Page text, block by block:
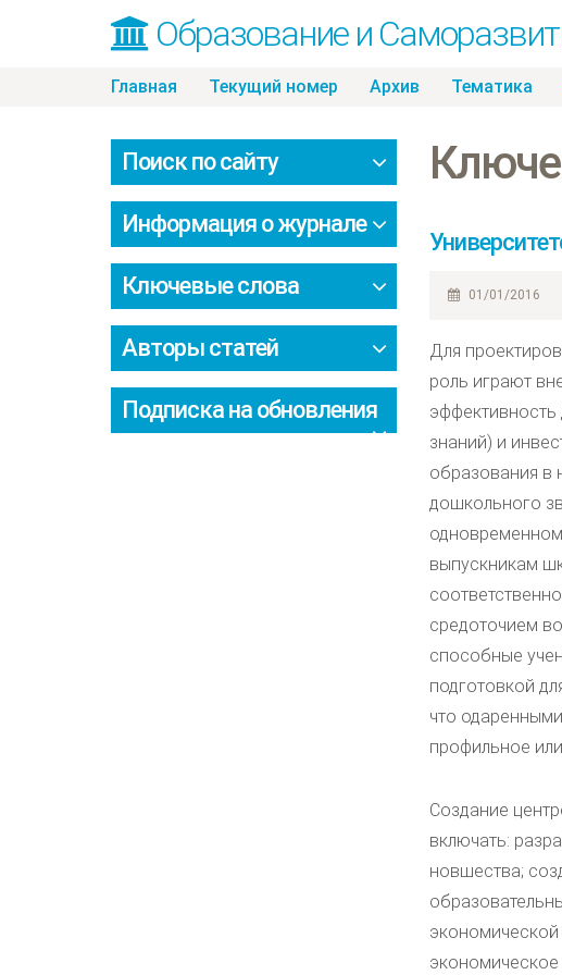
Образование и
Skip
content
Главная Текущий номер Архив Тематика
01/01/2016
Для
роль играют
эффективность
знаний) и
образования в
дошкольного
одновременном
выпускникам
средоточием
способные
подготовкой
что
профильное
Cоздание
включать:
новшества;
экономической
Поиск по сайту
Информация о журнале
Ключевые слова
Авторы статей
Подписка на обновления